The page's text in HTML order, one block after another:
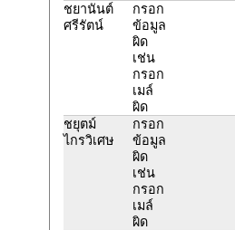
ชยานันต์
ศรีรัตน์
กรอก
ข้อมูล
ผิด
เช่น
กรอก
เมล์
ผิด
ชยุตม์
ไกรวิเศษ
กรอก
ข้อมูล
ผิด
เช่น
กรอก
เมล์
ผิด